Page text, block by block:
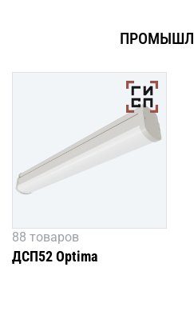
88 товаров
ДСП52 Optima